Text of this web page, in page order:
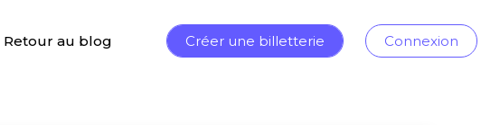
Retour au blog Créer une billetterie Connexion